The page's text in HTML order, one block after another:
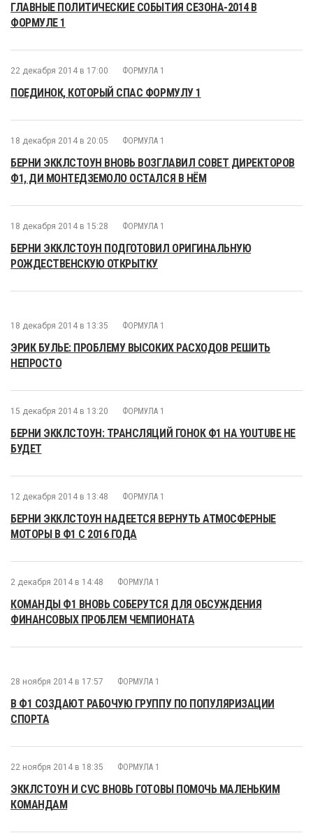
ГЛАВНЫЕ ПОЛИТИЧЕСКИЕ СОБЫТИЯ СЕЗОНА-2014 В
ФОРМУЛЕ 1
22 декабря 2014 в 17:00 ФОРМУЛА 1
ПОЕДИНОК, КОТОРЫЙ СПАС ФОРМУЛУ 1
18 декабря 2014 в 20:05 ФОРМУЛА 1
БЕРНИ ЭККЛСТОУН ВНОВЬ ВОЗГЛАВИЛ СОВЕТ ДИРЕКТОРОВ
Ф1, ДИ МОНТЕДЗЕМОЛО ОСТАЛСЯ В НЁМ
18 декабря 2014 в 15:28 ФОРМУЛА 1
БЕРНИ ЭККЛСТОУН ПОДГОТОВИЛ ОРИГИНАЛЬНУЮ
РОЖДЕСТВЕНСКУЮ ОТКРЫТКУ
18 декабря 2014 в 13:35 ФОРМУЛА 1
ЭРИК БУЛЬЕ: ПРОБЛЕМУ ВЫСОКИХ РАСХОДОВ РЕШИТЬ
НЕПРОСТО
15 декабря 2014 в 13:20 ФОРМУЛА 1
БЕРНИ ЭККЛСТОУН: ТРАНСЛЯЦИЙ ГОНОК Ф1 НА YOUTUBE НЕ
БУДЕТ
12 декабря 2014 в 13:48 ФОРМУЛА 1
БЕРНИ ЭККЛСТОУН НАДЕЕТСЯ ВЕРНУТЬ АТМОСФЕРНЫЕ
МОТОРЫ В Ф1 С 2016 ГОДА
2 декабря 2014 в 14:48 ФОРМУЛА 1
КОМАНДЫ Ф1 ВНОВЬ СОБЕРУТСЯ ДЛЯ ОБСУЖДЕНИЯ
ФИНАНСОВЫХ ПРОБЛЕМ ЧЕМПИОНАТА
28 ноября 2014 в 17:57 ФОРМУЛА 1
В Ф1 СОЗДАЮТ РАБОЧУЮ ГРУППУ ПО ПОПУЛЯРИЗАЦИИ
СПОРТА
22 ноября 2014 в 18:35 ФОРМУЛА 1
ЭККЛСТОУН И CVC ВНОВЬ ГОТОВЫ ПОМОЧЬ МАЛЕНЬКИМ
КОМАНДАМ